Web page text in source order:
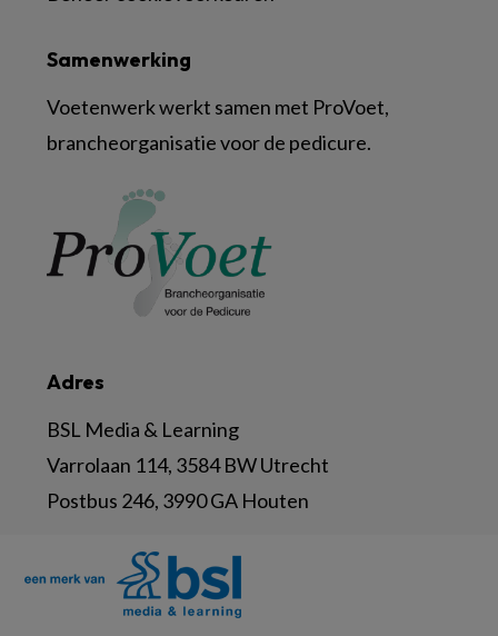
Adres
BSL Media & Learning
Varrolaan 114, 3584 BW Utrecht
Postbus 246, 3990 GA Houten
Samenwerking
Voetenwerk werkt samen met ProVoet,
brancheorganisatie voor de pedicure.